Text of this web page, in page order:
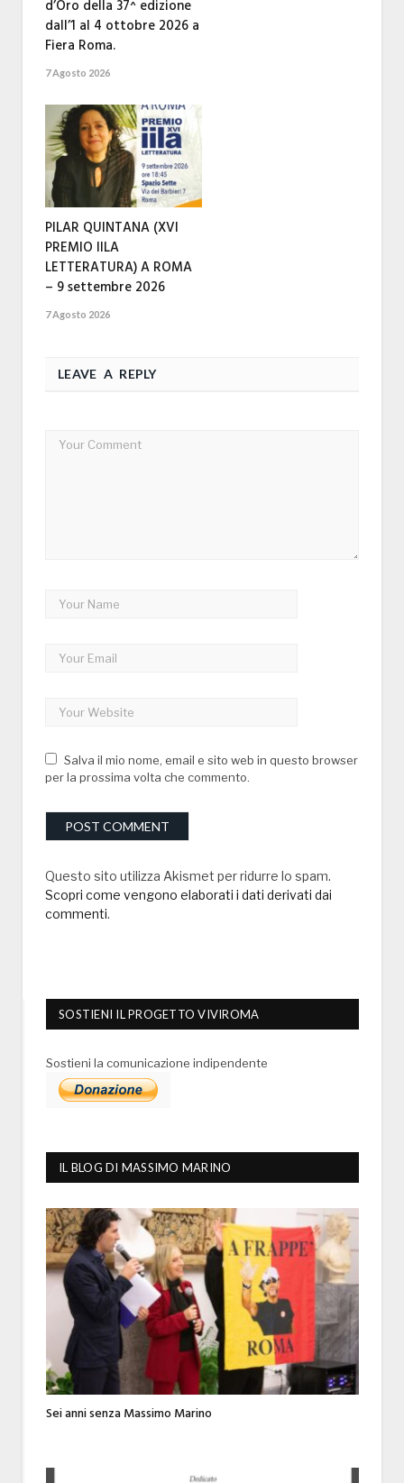
d’Oro della 37^ edizione
dall’1 al 4 ottobre 2026 a
Fiera Roma.
7 Agosto 2026
PILAR QUINTANA (XVI
PREMIO IILA
LETTERATURA) A ROMA
– 9 settembre 2026
7 Agosto 2026
LEAVE A REPLY
Salva il mio nome, email e sito web in questo browser
per la prossima volta che commento.
Questo sito utilizza Akismet per ridurre lo spam.
Scopri come vengono elaborati i dati derivati dai
commenti.
SOSTIENI IL PROGETTO VIVIROMA
Sostieni la comunicazione indipendente
IL BLOG DI MASSIMO MARINO
Sei anni senza Massimo Marino